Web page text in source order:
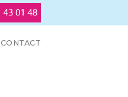
CONTACT